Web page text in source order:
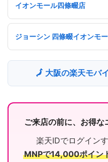
イオンモール四條畷店
ジョーシン 四條畷イオンモ
🗾 大阪の楽天モバ
ご来店の前に、お得な
楽天IDでログイン
MNPで14,000ポイン